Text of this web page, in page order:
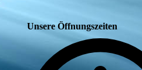
Unsere Öffnungszeiten